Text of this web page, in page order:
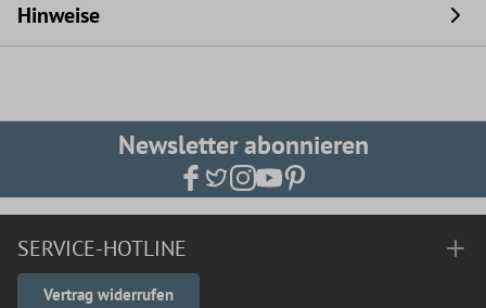
Hinweise
Newsletter abonnieren
SERVICE-HOTLINE
Vertrag widerrufen